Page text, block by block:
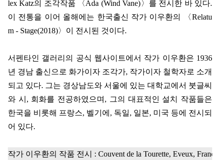
lex Katz의 조각작품 〈Ada (Wind Vane)〉를 전시한 바 있다.
이 전통을 이어 올해에는 한국출신 작가 이우환의 〈Relatu
m - Stage(2018)〉이 전시된 것이다.
서펜타인 갤러리의 공식 웹사이트에서 작가 이우환은 1936
년 경남 출신으로 화가이자 조각가, 작가이자 철학자로 소개
되고 있다. 그는 경상남도와 서울에 있는 대학교에서 붓글씨
와 시, 회화를 전공하였으며, 그의 대표적인 설치 작품들은
한국을 비롯해 프랑스, 벨기에, 독일, 일본, 미국 등에 전시되
어 있다.
작가 이우환의 작품 전시 : Couvent de la Tourette, Eveux, France